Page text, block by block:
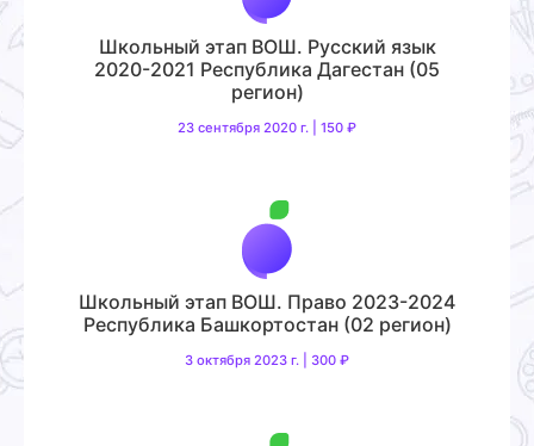
Школьный этап ВОШ. Русский язык
2020-2021 Республика Дагестан (05
регион)
23 сентября 2020 г. | 150 ₽
Школьный этап ВОШ. Право 2023-2024
Республика Башкортостан (02 регион)
3 октября 2023 г. | 300 ₽